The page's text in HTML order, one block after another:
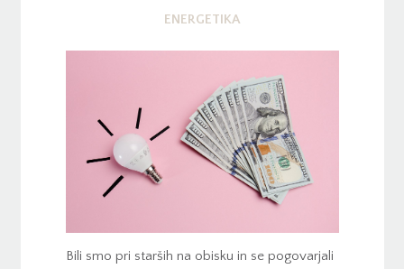
ENERGETIKA
Bili smo pri starših na obisku in se pogovarjali